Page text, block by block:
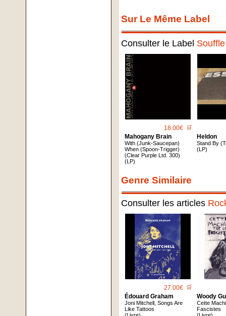
Sur Le Même Label
Consulter le Label
18.00€ 🛒
Mahogany Brain
With (Junk-Saucepan)
When (Spoon-Trigger)
(Clear Purple Ltd. 300)
(LP)
Heldon
Stand By
(LP)
Genre Similaire
Consulter les articles
27.00€ 🛒
Édouard Graham
Joni Mitchell, Songs Are
Like Tattoos
Woody
Cette
Fascistes